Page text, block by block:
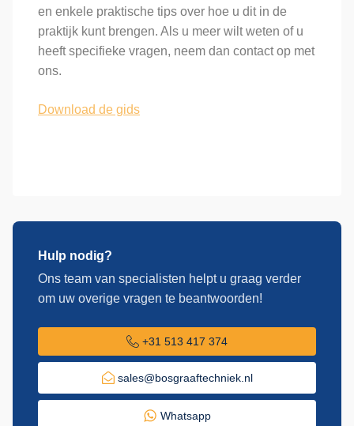
en enkele praktische tips over hoe u dit in de
praktijk kunt brengen. Als u meer wilt weten of u
heeft specifieke vragen, neem dan contact op met
ons.
Download de gids
Hulp nodig?
Ons team van specialisten helpt u graag verder
om uw overige vragen te beantwoorden!
+31 513 417 374
sales@bosgraaftechniek.nl
Whatsapp